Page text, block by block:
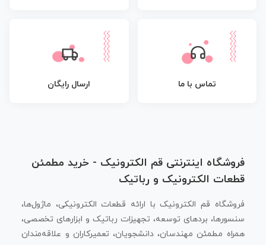
تماس با ما ارسال رایگان
فروشگاه اینترنتی قم الکترونیک - خرید مطمئن
قطعات الکترونیک و رباتیک
فروشگاه قم الکترونیک با ارائه قطعات الکترونیکی، ماژول‌ها،
سنسورها، بردهای توسعه، تجهیزات رباتیک و ابزارهای تخصصی،
همراه مطمئن مهندسان، دانشجویان، تعمیرکاران و علاقه‌مندان